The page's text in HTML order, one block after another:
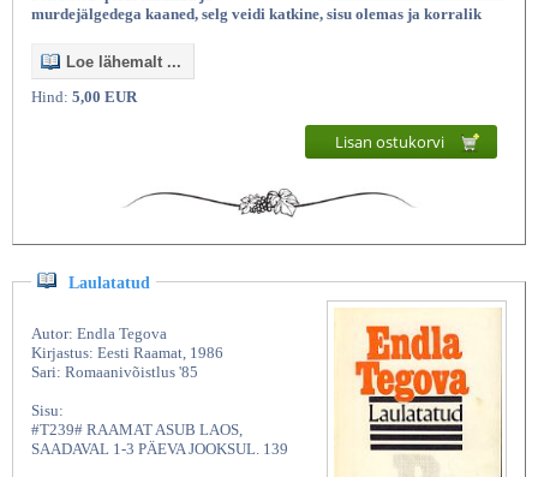
murdejälgedega kaaned, selg veidi katkine, sisu olemas ja korralik
Loe lähemalt ...
Hind: 5,00 EUR
Lisan ostukorvi
Laulatatud
Autor: Endla Tegova
Kirjastus: Eesti Raamat, 1986
Sari: Romaanivõistlus '85
Sisu:
#T239# RAAMAT ASUB LAOS,
SAADAVAL 1-3 PÄEVA JOOKSUL. 139